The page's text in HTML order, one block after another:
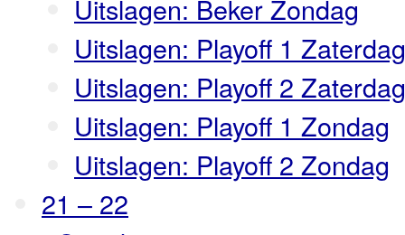
Uitslagen: Beker Zondag
Uitslagen: Playoff 1 Zaterdag
Uitslagen: Playoff 2 Zaterdag
Uitslagen: Playoff 1 Zondag
Uitslagen: Playoff 2 Zondag
21 – 22